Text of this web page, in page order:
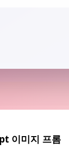
이미지 프롬